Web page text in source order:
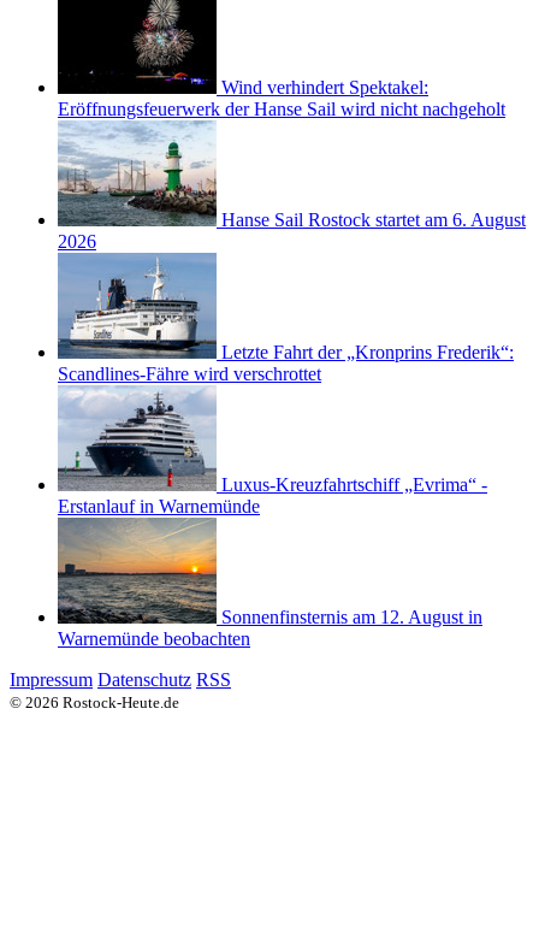
Wind verhindert Spektakel:
Eröffnungsfeuerwerk der Hanse Sail wird nicht nachgeholt
Hanse Sail Rostock startet am 6. August
2026
Letzte Fahrt der „Kronprins Frederik“:
Scandlines-Fähre wird verschrottet
Luxus-Kreuzfahrtschiff „Evrima“ -
Erstanlauf in Warnemünde
Sonnenfinsternis am 12. August in
Warnemünde beobachten
Impressum Datenschutz RSS
© 2026 Rostock-Heute.de